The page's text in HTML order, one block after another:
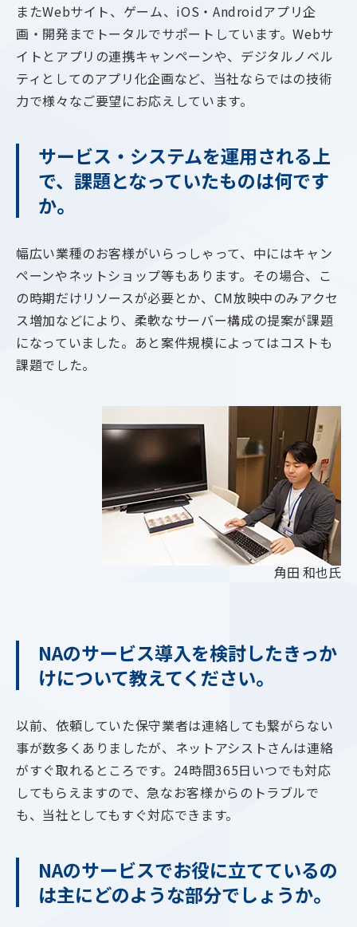
またWebサイト、ゲーム、iOS・Androidアプリ企
画・開発までトータルでサポートしています。Webサ
イトとアプリの連携キャンペーンや、デジタルノベル
ティとしてのアプリ化企画など、当社ならではの技術
力で様々なご要望にお応えしています。
サービス・システムを運用される上
で、課題となっていたものは何です
か。
幅広い業種のお客様がいらっしゃって、中にはキャン
ペーンやネットショップ等もあります。その場合、こ
の時期だけリソースが必要とか、CM放映中のみアクセ
ス増加などにより、柔軟なサーバー構成の提案が課題
になっていました。あと案件規模によってはコストも
課題でした。
角田 和也氏
NAのサービス導入を検討したきっか
けについて教えてください。
以前、依頼していた保守業者は連絡しても繋がらない
事が数多くありましたが、ネットアシストさんは連絡
がすぐ取れるところです。24時間365日いつでも対応
してもらえますので、急なお客様からのトラブルで
も、当社としてもすぐ対応できます。
NAのサービスでお役に立てているの
は主にどのような部分でしょうか。